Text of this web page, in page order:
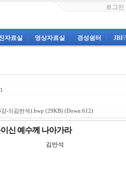
로그인
자료실 영상자료실 경성쉼터
-1(김반석).hwp (29KB) (Down:612)
신 예수께 나아가라
3강 김반석